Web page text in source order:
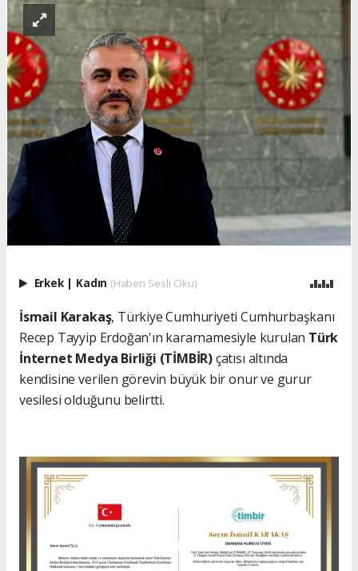
Erkek | Kadın (Haberi Sesli Oku)
İsmail Karakaş, Türkiye Cumhuriyeti Cumhurbaşkanı
Recep Tayyip Erdoğan'ın kararnamesiyle kurulan Türk
İnternet Medya Birliği (TİMBİR)çatısı altında
kendisine verilen görevin büyük bir onur ve gurur
vesilesi olduğunu belirtti.